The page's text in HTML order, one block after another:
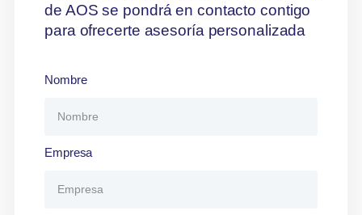
de AOS se pondrá en contacto contigo
para ofrecerte asesoría personalizada
Nombre
Empresa